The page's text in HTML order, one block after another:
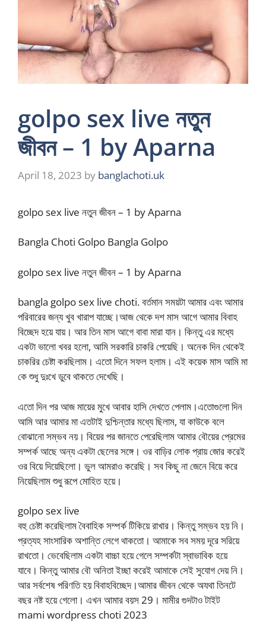
golpo sex live নতুন
জীবন – 1 by Aparna
April 18, 2023 by banglachoti.uk
golpo sex live নতুন জীবন – 1 by Aparna
Bangla Choti Golpo Bangla Golpo
golpo sex live নতুন জীবন – 1 by Aparna
bangla golpo sex live choti. বর্তমান সময়টা আমার এবং আমার
পরিবারের জন্য খুব খারাপ যাচ্ছে।আজ থেকে দশ মাস আগে আমার বিবাহ
বিচ্ছেদ হয়ে যায়। আর তিন মাস আগে বাবা মারা যান। কিন্তু এর মধ্যে
একটা ভালো খবর হলো, আমি সরকারি চাকরি পেয়েছি। অনেক দিন থেকেই
চাকরির চেষ্টা করছিলাম। এতো দিনে সফল হলাম। এই কয়েক মাস আমি মা
কে শুধু দুঃখে ডুবে থাকতে দেখেছি।
এতো দিন পর আজ মায়ের মুখে আবার হাসি দেখতে পেলাম।এতোগুলো দিন
আমি আর আমার মা এতটাই দুশ্চিন্তার মধ্যে ছিলাম, যা কাউকে বলে
বোঝানো সম্ভব নয়। বিয়ের পর জানতে পেরেছিলাম আমার বৌয়ের প্রেমের
সম্পর্ক আছে অন্য একটা ছেলের সঙ্গে। ওর বাড়ির লোক প্রায় জোর করেই
ওর বিয়ে দিয়েছিলো। ভুল আমরাও করেছি। সব কিছু না জেনে বিয়ে করে
নিয়েছিলাম শুধু রূপে মোহিত হয়ে।
golpo sex live
বহু চেষ্টা করেছিলাম বৈবাহিক সম্পর্ক টিকিয়ে রাখার। কিন্তু সম্ভব হয় নি।
প্রত্যহ সাংসারিক অশান্তি লেগে থাকতো। আমাকে সব সময় দূরে সরিয়ে
রাখতো। ভেবেছিলাম একটা বাচ্চা হয়ে গেলে সম্পর্কটা স্বাভাবিক হয়ে
যাবে। কিন্তু আমার বৌ অনিতা ইচ্ছা করেই আমাকে সেই সুযোগ দেয় নি।
আর সর্বশেষ পরিণতি হয় বিবাহবিচ্ছেদ।আমার জীবন থেকে অযথা তিনটে
বছর নষ্ট হয়ে গেলো। এখন আমার বয়স 29। মামীর গুদটাও টাইট
mami wordpress choti 2023